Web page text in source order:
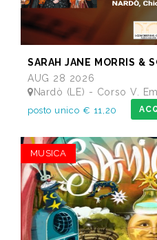
AUG 28 2026
Nardò (LE) - Corso V.
posto unico € 11,20
MUSICA